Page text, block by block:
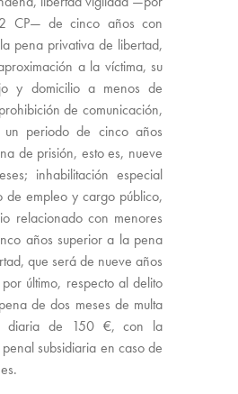
CP— de cinco años con
pena privativa de libertad,
a la víctima, su
y domicilio a menos de
de comunicación,
un periodo de cinco años
de prisión, esto es, nueve
inhabilitación especial
de empleo y cargo público,
relacionado con menores
años superior a la pena
que será de nueve años
último, respecto al delito
de dos meses de multa
diaria de 150 €, con la
subsidiaria en caso de